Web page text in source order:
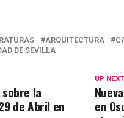
ARQUITECTURA
DE SEVILLA
UP NEXT
en
la
de Abril en